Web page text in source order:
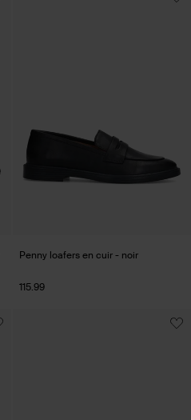
Penny loafers en cuir - noir
115.99